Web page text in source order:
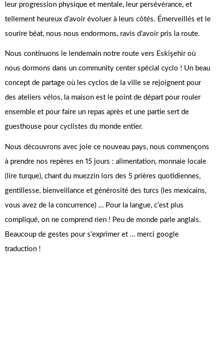
leur progression physique et mentale, leur persévérance, et
tellement heureux d’avoir évoluer à leurs côtés. Émerveillés et le
sourire béat, nous nous endormons, ravis d’avoir pris la route.
Nous continuons le lendemain notre route vers Eskişehir où
nous dormons dans un community center spécial cyclo ! Un beau
concept de partage où les cyclos de la ville se rejoignent pour
des ateliers vélos, la maison est le point de départ pour rouler
ensemble et pour faire un repas après et une partie sert de
guesthouse pour cyclistes du monde entier.
Nous découvrons avec joie ce nouveau pays, nous commençons
à prendre nos repères en 15 jours : alimentation, monnaie locale
(lire turque), chant du muezzin lors des 5 prières quotidiennes,
gentillesse, bienveillance et générosité des turcs (les mexicains,
vous avez de la concurrence) … Pour la langue, c’est plus
compliqué, on ne comprend rien ! Peu de monde parle anglais.
Beaucoup de gestes pour s’exprimer et … merci google
traduction !